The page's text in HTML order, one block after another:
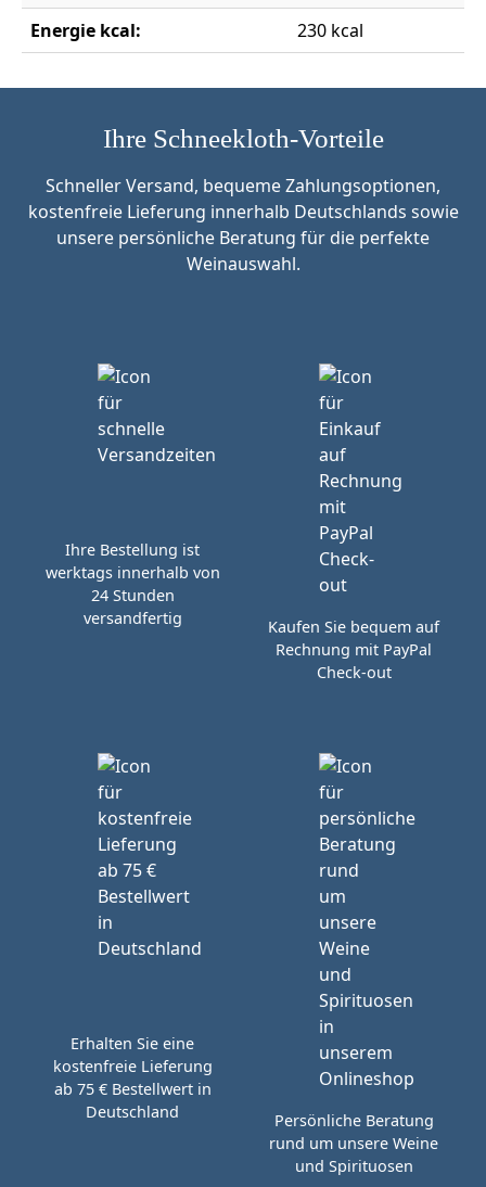
Energie kcal: 230 kcal
Ihre Schneekloth-Vorteile
Schneller Versand, bequeme Zahlungsoptionen,
kostenfreie Lieferung innerhalb Deutschlands sowie
unsere persönliche Beratung für die perfekte
Weinauswahl.
Ihre Bestellung ist
werktags innerhalb von
24 Stunden
versandfertig
Kaufen Sie bequem auf
Rechnung mit PayPal
Check-out
Erhalten Sie eine
kostenfreie Lieferung
ab 75 € Bestellwert in
Deutschland
Persönliche Beratung
rund um unsere Weine
und Spirituosen